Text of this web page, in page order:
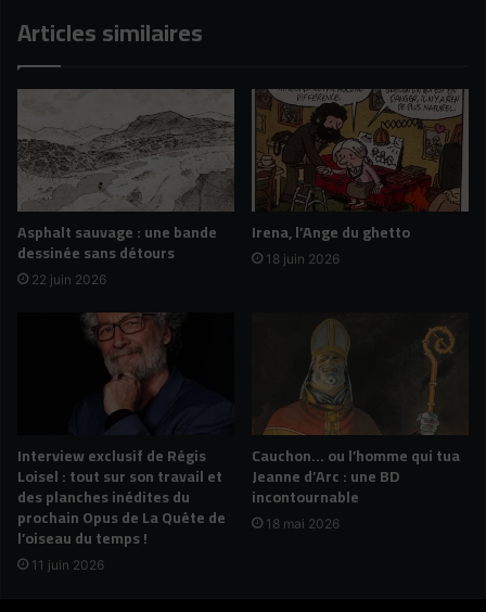
Articles similaires
Asphalt sauvage : une bande
dessinée sans détours
22 juin 2026
Irena, l’Ange du ghetto
18 juin 2026
Interview exclusif de Régis
Loisel : tout sur son travail et
des planches inédites du
prochain Opus de La Quête de
l’oiseau du temps !
11 juin 2026
Cauchon… ou l’homme qui tua
Jeanne d’Arc : une BD
incontournable
18 mai 2026